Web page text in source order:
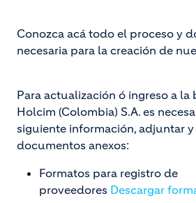
Conozca acá todo el proceso y
necesaria para la creación de
Para actualización ó ingreso a la
Holcim (Colombia) S.A. es
siguiente información, adjuntar
documentos anexos:
Formatos para registro de
proveedores Descargar